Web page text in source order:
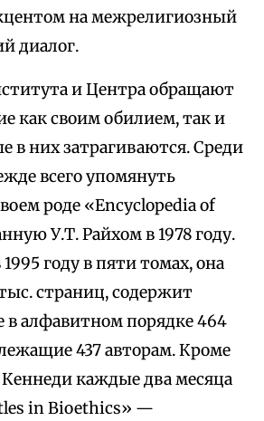
на межрелигиозный
диалог.
и Центра обращают
как своим обилием, так и
в них затрагиваются. Среди
всего упомянуть
роде «Encyclopedia of
У.Т. Райхом в 1978 году.
году в пяти томах, она
страниц, содержит
алфавитном порядке 464
437 авторам. Кроме
каждые два месяца
in Bioethics» —